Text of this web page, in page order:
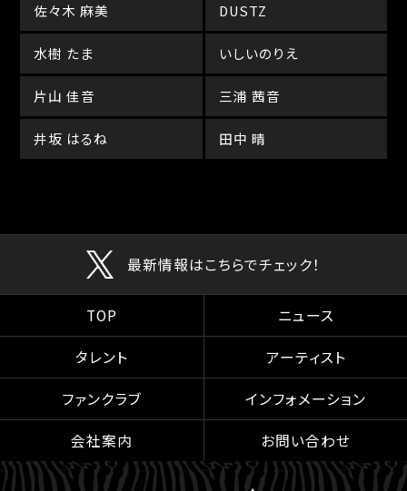
佐々木 麻美 DUSTZ
水樹 たま いしいのりえ
片山 佳音 三浦 茜音
井坂 はるね 田中 晴
最新情報はこちらでチェック！
TOP
ニュース
タレント
アーティスト
ファンクラブ
インフォメーション
会社案内
お問い合わせ